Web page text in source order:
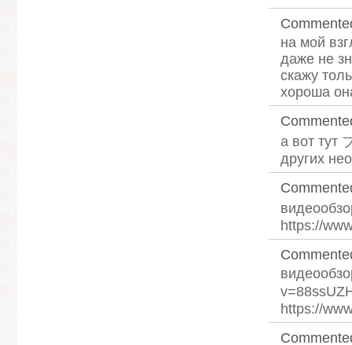
на мой
даже не
скажу
хороша
а вот тут
других
https://
https://